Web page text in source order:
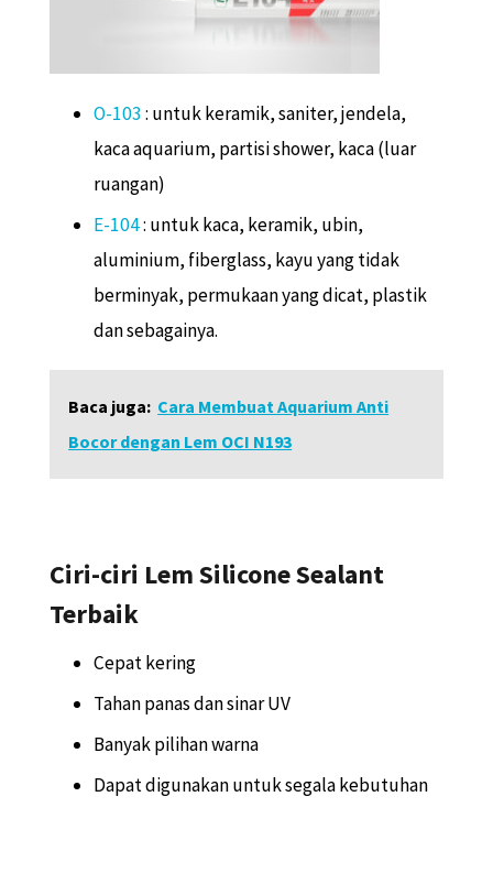
O-103: untuk keramik, saniter, jendela,
kaca aquarium, partisi shower, kaca (luar
ruangan)
E-104: untuk kaca, keramik, ubin,
aluminium, fiberglass, kayu yang tidak
berminyak, permukaan yang dicat, plastik
dan sebagainya.
Baca juga: Cara Membuat Aquarium Anti
Bocor dengan Lem OCI N193
Ciri-ciri Lem Silicone Sealant
Terbaik
Cepat kering
Tahan panas dan sinar UV
Banyak pilihan warna
Dapat digunakan untuk segala kebutuhan